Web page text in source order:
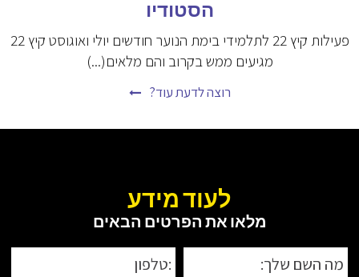
הסטודיו
פעילות קיץ 22 לתלמידי בימת הנוער חודשים יולי ואוגוסט קיץ 22
מגיעים ממש בקרוב והם מלאים(...)
רוצה לדעת עוד?
לעוד מידע
מלאו את הפרטים הבאים